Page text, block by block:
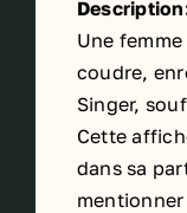
Une
coudre,
Singer,
Cette
dans sa